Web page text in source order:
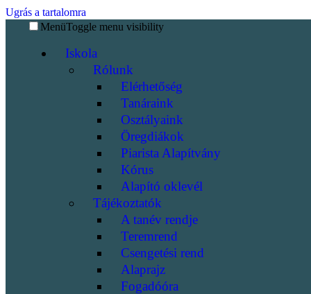
Ugrás a tartalomra
MenüToggle menu visibility
Iskola
Rólunk
Elérhetőség
Tanáraink
Osztályaink
Öregdiákok
Piarista Alapítvány
Kórus
Alapító oklevél
Tájékoztatók
A tanév rendje
Teremrend
Csengetési rend
Alaprajz
Fogadóóra